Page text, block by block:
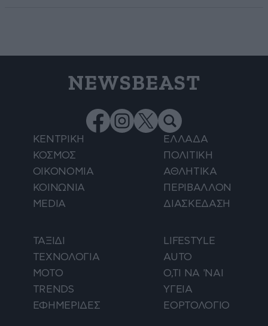
NEWSBEAST
ΚΕΝΤΡΙΚΗ
ΕΛΛΑΔΑ
ΚΟΣΜΟΣ
ΠΟΛΙΤΙΚΗ
ΟΙΚΟΝΟΜΙΑ
ΑΘΛΗΤΙΚΑ
ΚΟΙΝΩΝΙΑ
ΠΕΡΙΒΑΛΛΟΝ
MEDIA
ΔΙΑΣΚΕΔΑΣΗ
ΤΑΞΙΔΙ
LIFESTYLE
ΤΕΧΝΟΛΟΓΙΑ
AUTO
ΜΟΤΟ
Ο,ΤΙ ΝΑ 'ΝΑΙ
TRENDS
ΥΓΕΙΑ
ΕΦΗΜΕΡΙΔΕΣ
ΕΟΡΤΟΛΟΓΙΟ